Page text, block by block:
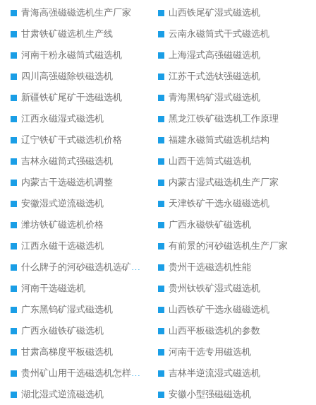
青海高强磁磁选机生产厂家
山西铁尾矿湿式磁选机
甘肃铁矿磁选机生产线
云南永磁筒式干式磁选机
河南干粉永磁筒式磁选机
上海湿式高强磁磁选机
四川高强磁除铁磁选机
江苏干式选钛强磁选机
新疆铁矿尾矿干选磁选机
青海黑钨矿湿式磁选机
江西永磁湿式磁选机
黑龙江铁矿磁选机工作原理
辽宁铁矿干式磁选机价格
福建永磁筒式磁选机结构
吉林永磁筒式强磁选机
山西干选筒式磁选机
内蒙古干选磁选机调整
内蒙古湿式磁选机生产厂家
安徽湿式逆流磁选机
天津铁矿干选永磁磁选机
潍坊铁矿磁选机价格
广西永磁铁矿磁选机
江西永磁干选磁选机
有前景的河砂磁选机生产厂家
什么牌子的河砂磁选机选矿效果好
贵州干选磁选机性能
河南干选磁选机
贵州钛铁矿湿式磁选机
广东黑钨矿湿式磁选机
山西铁矿干选永磁磁选机
广西永磁铁矿磁选机
山西平板磁选机的参数
甘肃高梯度平板磁选机
河南干选专用磁选机
贵州矿山用干选磁选机怎样调磁
吉林半逆流湿式磁选机
湖北湿式逆流磁选机
安徽小型强磁磁选机